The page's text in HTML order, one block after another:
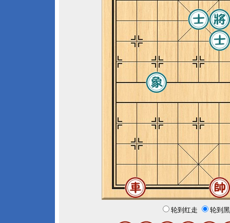
轮到红走 轮到